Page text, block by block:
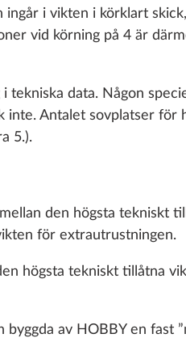
by clicking on the "Show
Decline
Lägg till
i vikten i körklart
vid körning på 4 är
tekniska data. Någon
Antalet sovplatser för
5.).
den högsta tekniskt
för extrautrustningen.
högsta tekniskt tillåtna
av HOBBY en fast